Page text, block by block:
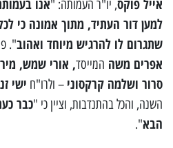
אייל פוקס, יו"ר העמותה: "אנו
למען דור העתיד, מתוך אמונה כי
שתגרום לו להרגיש מיוחד ואהוב".
אפרים משה המייסד, אורי שמש,
סרור ושלמה קרקסוני – ולרו"ח ישי
השנה, והכל בהתנדבות, וציין כי "כבר
הבא".